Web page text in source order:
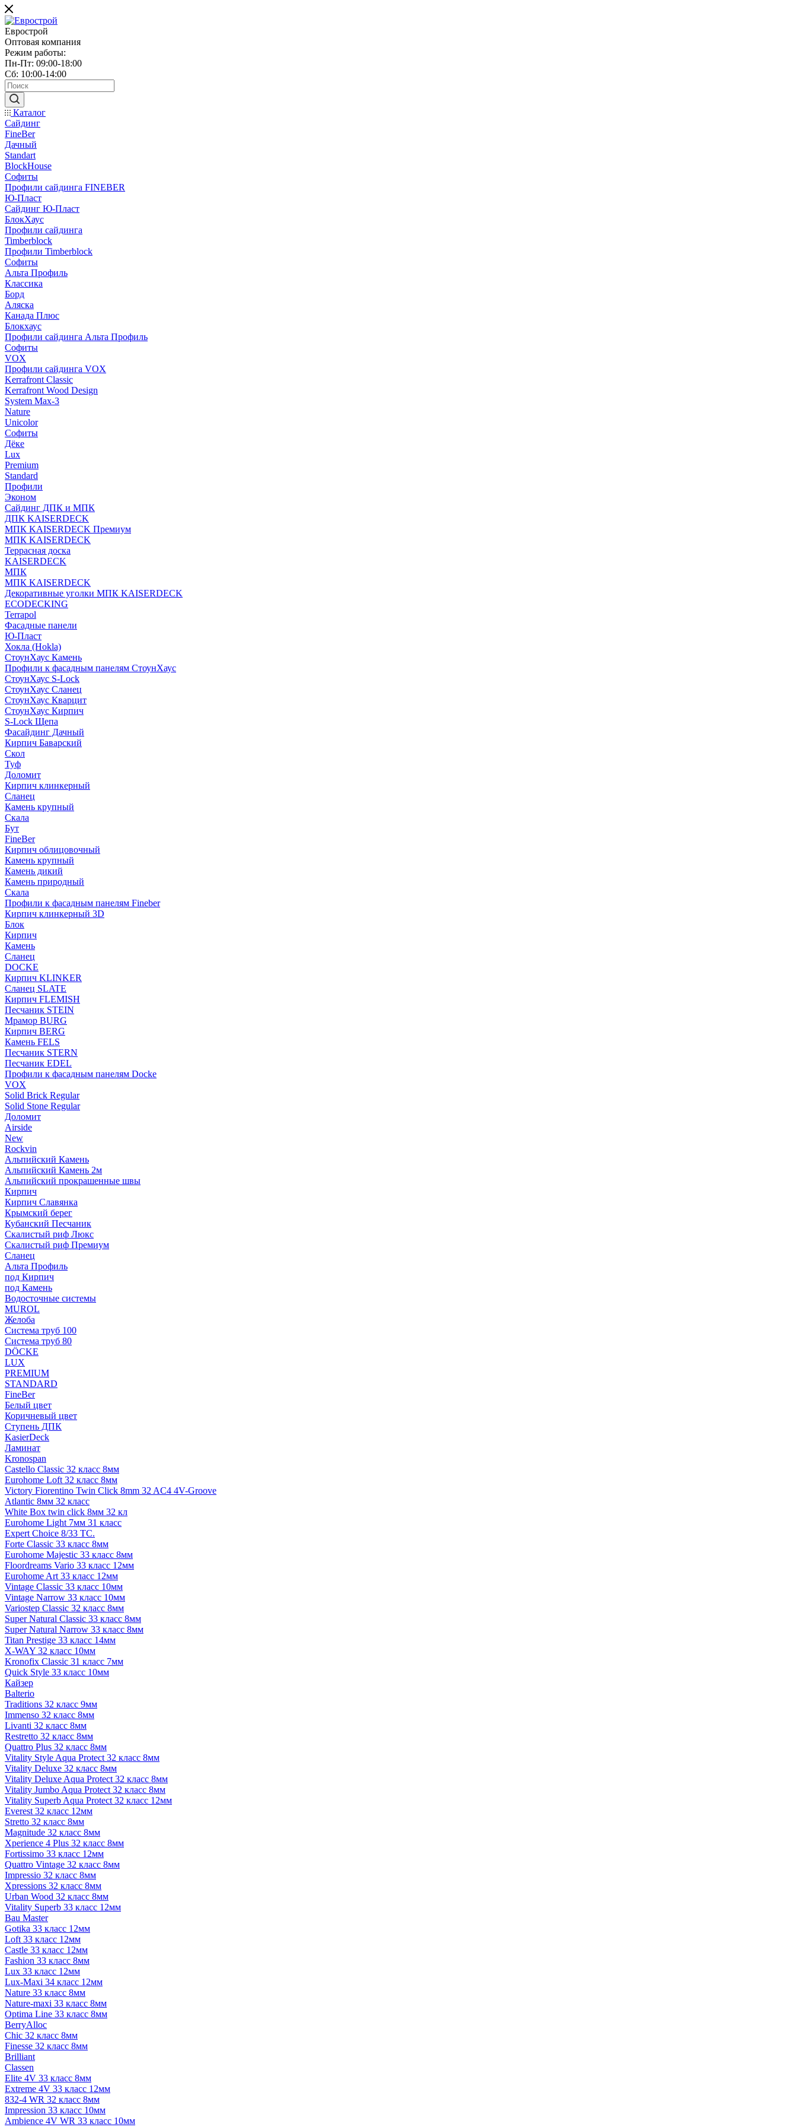
Еврострой
Оптовая компания
Режим работы:
Пн-Пт: 09:00-18:00
Сб: 10:00-14:00
Каталог
Сайдинг
FineBer
Дачный
Standart
BlockHouse
Софиты
Профили сайдинга FINEBER
Ю-Пласт
Сайдинг Ю-Пласт
БлокХаус
Профили сайдинга
Timberblock
Профили Timberblock
Софиты
Альта Профиль
Классика
Борд
Аляска
Канада Плюс
Блокхаус
Профили сайдинга Альта Профиль
Софиты
VOX
Профили сайдинга VOX
Kerrafront Classic
Kerrafront Wood Design
System Max-3
Nature
Unicolor
Софиты
Дёке
Lux
Premium
Standard
Профили
Эконом
Сайдинг ДПК и МПК
ДПК KAISERDECK
МПК KAISERDECK Премиум
МПК KAISERDECK
Террасная доска
KAISERDECK
МПК
МПК KAISERDECK
Декоративные уголки МПК KAISERDECK
ECODECKING
Terrapol
Фасадные панели
Ю-Пласт
Хокла (Hokla)
СтоунХаус Камень
Профили к фасадным панелям СтоунХаус
СтоунХаус S-Lock
СтоунХаус Сланец
СтоунХаус Кварцит
СтоунХаус Кирпич
S-Lock Щепа
Фасайдинг Дачный
Кирпич Баварский
Скол
Туф
Доломит
Кирпич клинкерный
Сланец
Камень крупный
Скала
Бут
FineBer
Кирпич облицовочный
Камень крупный
Камень дикий
Камень природный
Скала
Профили к фасадным панелям Fineber
Кирпич клинкерный 3D
Блок
Кирпич
Камень
Сланец
DOCKE
Кирпич KLINKER
Сланец SLATE
Кирпич FLEMISH
Пес­ча­ник STEIN
Мрамор BURG
Кирпич BERG
Камень FELS
Пес­ча­ник STERN
Пес­ча­ник EDEL
Профили к фасадным панелям Docke
VOX
Solid Brick Regular
Solid Stone Regular
Доломит
Airside
New
Rockvin
Альпийский Камень
Альпийский Камень 2м
Альпийский прокрашенные швы
Кирпич
Кирпич Славянка
Крымский берег
Кубанский Песчаник
Скалистый риф Люкс
Скалистый риф Премиум
Сланец
Альта Профиль
под Кирпич
под Камень
Водосточные системы
MUROL
Желоба
Система труб 100
Система труб 80
DÖCKE
LUX
PREMIUM
STANDARD
FineBer
Белый цвет
Коричневый цвет
Ступень ДПК
KasierDeck
Ламинат
Kronospan
Castello Classic 32 класс 8мм
Eurohome Loft 32 класс 8мм
Victory Fiorentino Twin Click 8mm 32 AC4 4V-Groove
Atlantic 8мм 32 класс
White Box twin click 8мм 32 кл
Eurohome Light 7мм 31 класс
Expert Choice 8/33 TC.
Forte Classic 33 класс 8мм
Eurohome Majestic 33 класс 8мм
Floordreams Vario 33 класс 12мм
Eurohome Art 33 класс 12мм
Vintage Classic 33 класс 10мм
Vintage Narrow 33 класс 10мм
Variostep Classic 32 класс 8мм
Super Natural Classic 33 класс 8мм
Super Natural Narrow 33 класс 8мм
Titan Prestige 33 класс 14мм
X-WAY 32 класс 10мм
Kronofix Classic 31 класс 7мм
Quick Style 33 класс 10мм
Кайзер
Balterio
Traditions 32 класс 9мм
Immenso 32 класс 8мм
Livanti 32 класс 8мм
Restretto 32 класс 8мм
Quattro Plus 32 класс 8мм
Vitality Style Aqua Protect 32 класс 8мм
Vitality Deluxe 32 класс 8мм
Vitality Deluxe Aqua Protect 32 класс 8мм
Vitality Jumbo Aqua Protect 32 класс 8мм
Vitality Superb Aqua Protect 32 класс 12мм
Everest 32 класс 12мм
Stretto 32 класс 8мм
Magnitude 32 класс 8мм
Xperience 4 Plus 32 класс 8мм
Fortissimo 33 класс 12мм
Quattro Vintage 32 класс 8мм
Impressio 32 класс 8мм
Xpressions 32 класс 8мм
Urban Wood 32 класс 8мм
Vitality Superb 33 класс 12мм
Bau Master
Gotika 33 класс 12мм
Loft 33 класс 12мм
Castle 33 класс 12мм
Fashion 33 класс 8мм
Lux 33 класс 12мм
Lux-Maxi 34 класс 12мм
Nature 33 класс 8мм
Nature-maxi 33 класс 8мм
Optima Line 33 класс 8мм
BerryAlloc
Chic 32 класс 8мм
Finesse 32 класс 8мм
Brilliant
Classen
Elite 4V 33 класс 8мм
Extreme 4V 33 класс 12мм
832-4 WR 32 класс 8мм
Impression 33 класс 10мм
Ambience 4V WR 33 класс 10мм